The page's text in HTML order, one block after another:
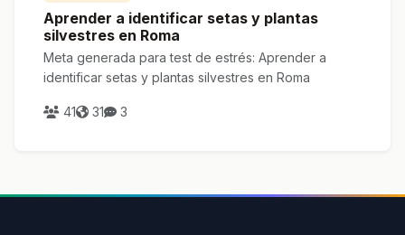
Aprender a identificar setas y plantas
silvestres en Roma
Meta generada para test de estrés: Aprender a
identificar setas y plantas silvestres en Roma
41 31 3